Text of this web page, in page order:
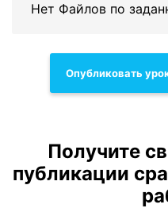
Нет Файлов по
Опубликовать
Получите
публикации